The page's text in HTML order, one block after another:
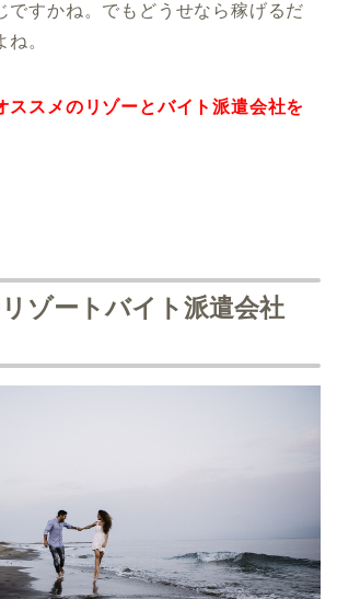
ですかね。でもどうせなら稼げるだ
。
ススメのリゾーとバイト派遣会社を
ゾートバイト派遣会社